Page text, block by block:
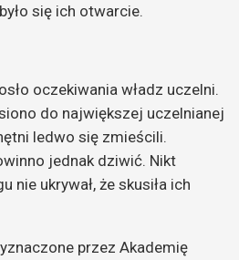
się ich otwarcie.
oczekiwania władz uczelni.
do największej uczelnianej
ledwo się zmieścili.
jednak dziwić. Nikt
nie ukrywał, że skusiła ich
przez Akademię